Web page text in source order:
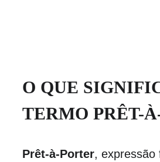
O QUE
TERMO PRÊT-
Prêt-à-Porter, expressão